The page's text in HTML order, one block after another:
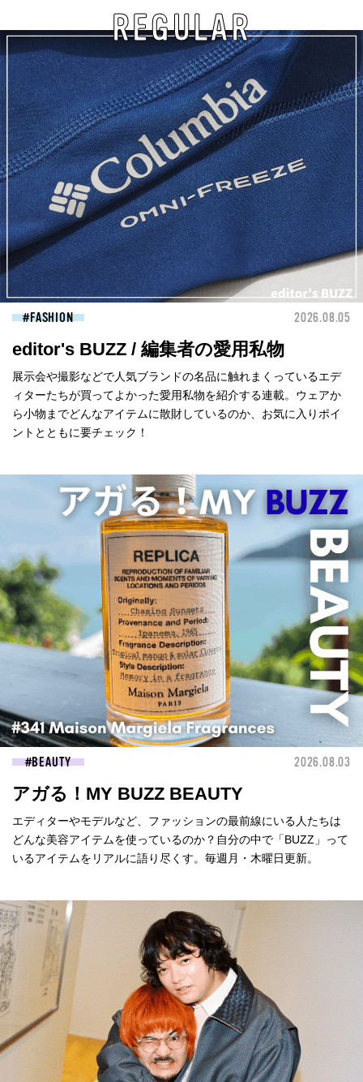
REGULAR
FASHION 2026.08.05
editor's BUZZ / 編集者の愛用私物
展示会や撮影などで人気ブランドの名品に触れまくっているエデ
ィターたちが買ってよかった愛用私物を紹介する連載。ウェアか
ら小物までどんなアイテムに散財しているのか、お気に入りポイ
ントとともに要チェック！
BEAUTY 2026.08.03
アガる！MY BUZZ BEAUTY
エディターやモデルなど、ファッションの最前線にいる人たちは
どんな美容アイテムを使っているのか？自分の中で「BUZZ」って
いるアイテムをリアルに語り尽くす。毎週月・木曜日更新。